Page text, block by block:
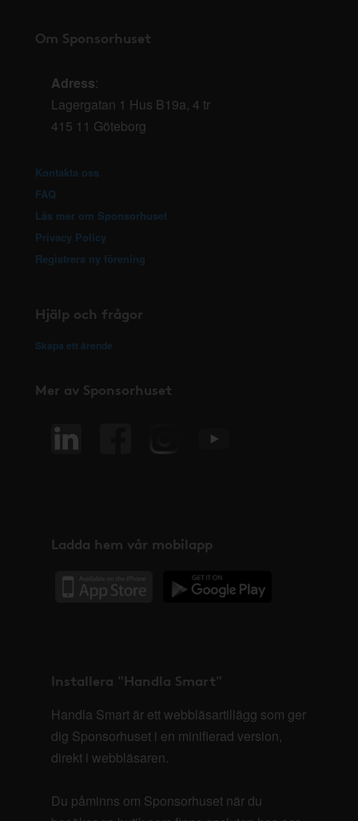
Om Sponsorhuset
Adress:
Lagergatan 1 Hus B19a, 4 tr
415 11 Göteborg
Kontakta oss
FAQ
Läs mer om Sponsorhuset
Privacy Policy
Registrera ny förening
Hjälp och frågor
Skapa ett ärende
Mer av Sponsorhuset
Ladda hem vår mobilapp
Installera "Handla Smart"
Handla Smart är ett webbläsartillägg som ger
dig Sponsorhuset i en minifierad version,
direkt i webbläsaren.
Du påminns om Sponsorhuset när du